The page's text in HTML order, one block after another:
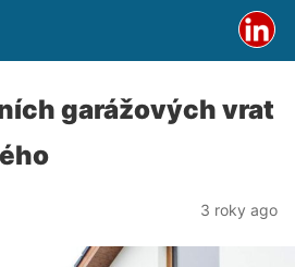
garážových vrat
3 roky ago